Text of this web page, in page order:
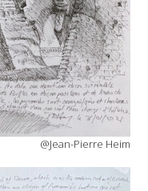
@Jean-Pierre Heim